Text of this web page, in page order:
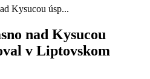
Kysucou úsp...
nad Kysucou
v Liptovskom